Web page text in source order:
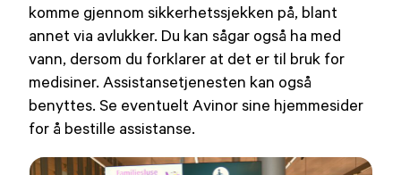
komme gjennom sikkerhetssjekken på, blant
annet via avlukker. Du kan sågar også ha med
vann, dersom du forklarer at det er til bruk for
medisiner. Assistansetjenesten kan også
benyttes. Se eventuelt Avinor sine hjemmesider
for å bestille assistanse.